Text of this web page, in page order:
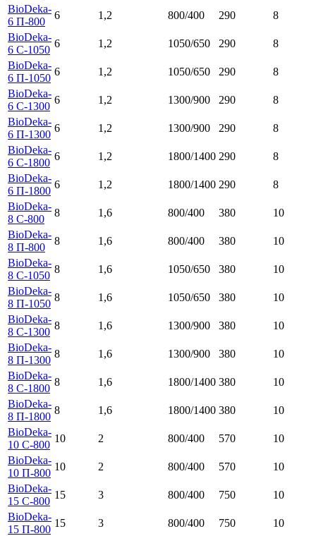
BioDeka-
6 П-800
6 1,2 800/400 290
8
BioDeka-
6 С-1050
6 1,2 1050/650 290
8
BioDeka-
6 П-1050
6 1,2 1050/650 290
8
BioDeka-
6 С-1300
6 1,2 1300/900 290
8
BioDeka-
6 П-1300
6 1,2 1300/900 290
8
BioDeka-
6 C-1800
6 1,2 1800/1400 290
8
BioDeka-
6 П-1800
6 1,2 1800/1400 290
8
BioDeka-
8 С-800
8 1,6 800/400 380
10
BioDeka-
8 П-800
8 1,6 800/400 380
10
BioDeka-
8 C-1050
8 1,6 1050/650 380
10
BioDeka-
8 П-1050
8 1,6 1050/650 380
10
BioDeka-
8 C-1300
8 1,6 1300/900 380
10
BioDeka-
8 П-1300
8 1,6 1300/900 380
10
BioDeka-
8 C-1800
8 1,6 1800/1400 380
10
BioDeka-
8 П-1800
8 1,6 1800/1400 380
10
BioDeka-
10 C-800
10 2 800/400 570
10
BioDeka-
10 П-800
10 2 800/400 570
10
BioDeka-
15 C-800
15 3 800/400 750
10
BioDeka-
15 П-800
15 3 800/400 750 10